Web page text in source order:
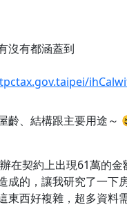
沒有都涵蓋到
齡、結構跟主要用途～
在契約上出現61萬的金
成的，讓我研究了一下
東西好複雜，超多資料